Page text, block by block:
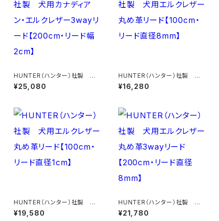
HUNTER（ハンター）社製 犬
用カナディアン・エルクレザー3
wayリード【200cm・リード幅2
¥25,080
HUNTER（ハンター）社製 犬
用エルクレザー丸め革リード【1
00cm・リード直径8mm】
¥16,280
HUNTER（ハンター）社製 犬
用エルクレザー丸め革リード【1
00cm・リード直径1cm】
¥19,580
HUNTER（ハンター）社製 犬
用エルクレザー丸め革3wayリ
ード【200cm・リード直径8m
¥21,780